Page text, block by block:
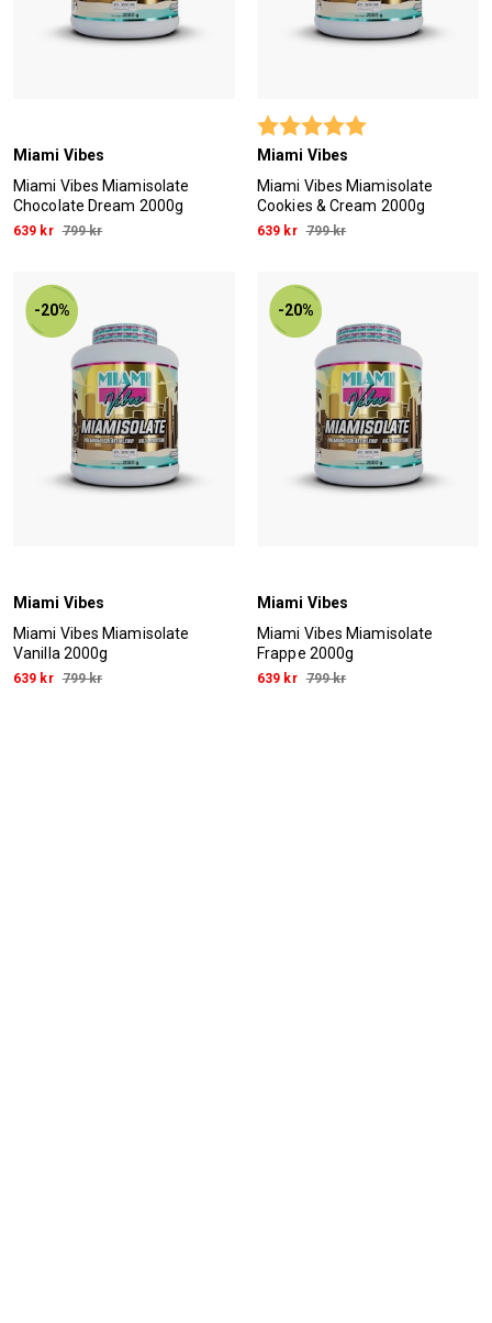
Miami Vibes
Miami Vibes Miamisolate
Chocolate Dream 2000g
639 kr 799 kr
Betyg:
Miami Vibes
Miami Vibes Miamisolate
Cookies & Cream 2000g
639 kr 799 kr
-20%
Miami Vibes
Miami Vibes Miamisolate
Vanilla 2000g
639 kr 799 kr
-20%
Miami Vibes
Miami Vibes Miamisolate
Frappe 2000g
639 kr 799 kr